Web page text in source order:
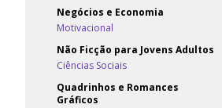
Negócios e Economia
Motivacional
Não Ficção para Jovens Adultos
Ciências Sociais
Quadrinhos e Romances
Gráficos